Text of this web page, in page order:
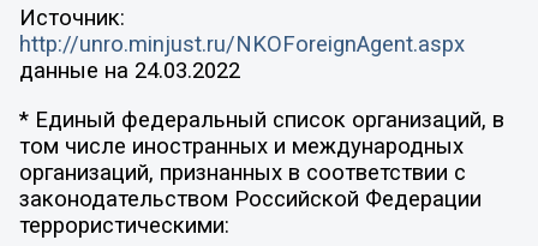
Источник:
http://unro.minjust.ru/NKOForeignAgent.aspx
данные на 24.03.2022
* Единый федеральный список организаций, в
том числе иностранных и международных
организаций, признанных в соответствии с
законодательством Российской Федерации
террористическими: